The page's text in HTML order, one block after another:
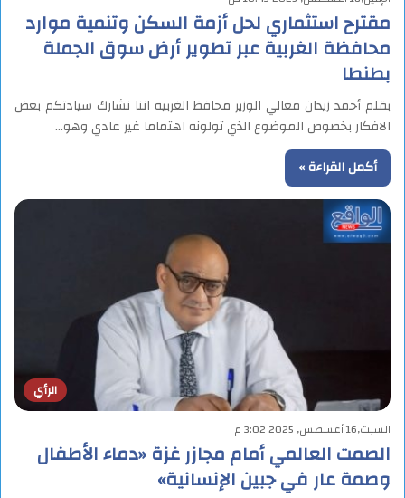
مقترح استثماري لحل أزمة السكن وتنمية موارد
محافظة الغربية عبر تطوير أرض سوق الجملة
بطنطا
بقلم أحمد زيدان معالي الوزير محافظ الغربيه اننا نشارك سيادتكم بعض
الافكار بخصوص الموضوع الذي تولونه اهتماما غير عادي وهو…
أكمل القراءة »
الرأي
السبت,16 أغسطس, 2025 3:02 م
الصمت العالمي أمام مجازر غزة «دماء الأطفال
وصمة عار في جبين الإنسانية»